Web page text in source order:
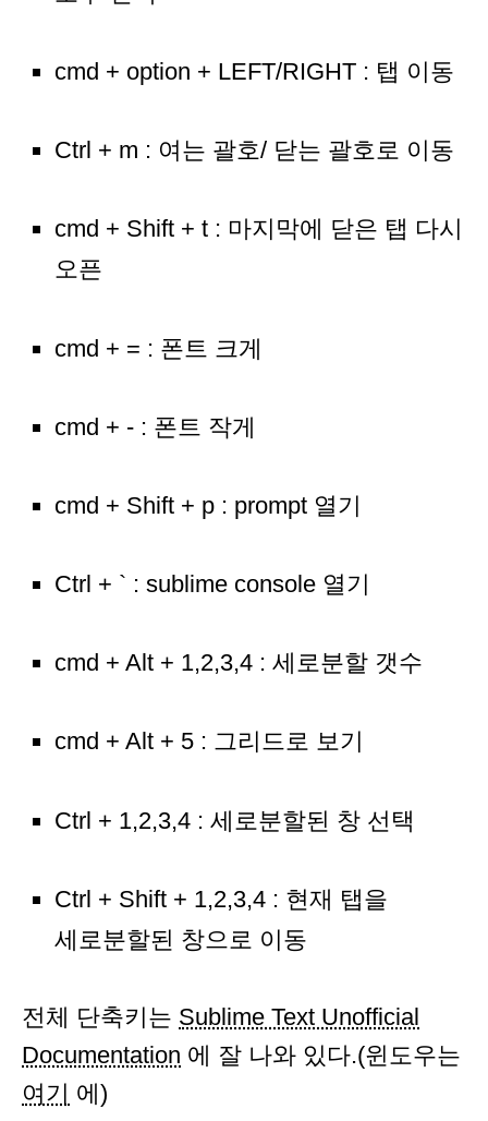
cmd + option + LEFT/RIGHT : 탭 이동
Ctrl + m : 여는 괄호/ 닫는 괄호로 이동
cmd + Shift + t : 마지막에 닫은 탭 다시
오픈
cmd + = : 폰트 크게
cmd + - : 폰트 작게
cmd + Shift + p : prompt 열기
Ctrl + ` : sublime console 열기
cmd + Alt + 1,2,3,4 : 세로분할 갯수
cmd + Alt + 5 : 그리드로 보기
Ctrl + 1,2,3,4 : 세로분할된 창 선택
Ctrl + Shift + 1,2,3,4 : 현재 탭을
세로분할된 창으로 이동
전체 단축키는 Sublime Text Unofficial
Documentation 에 잘 나와 있다.(윈도우는
여기 에)